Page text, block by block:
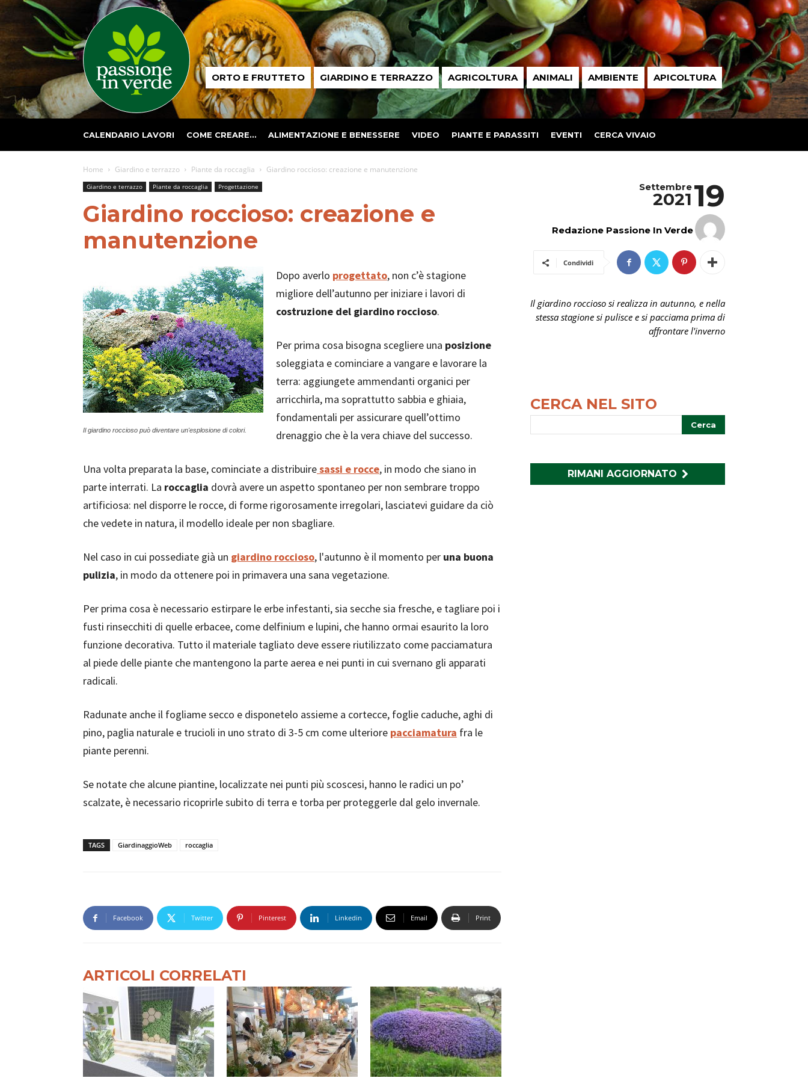
Passione
in ORTO E FRUTTETO GIARDINO E TERRAZZO AGRICOLTURA ANIMALI AMBIENTE APICOLTURA
CALENDARIO LAVORI COME CREARE… ALIMENTAZIONE E BENESSERE VIDEO PIANTE E PARASSITI EVENTI CERCA VIVAIO
Home Giardino e terrazzo Piante da roccaglia Giardino roccioso: creazione e manutenzione
Giardino e terrazzo Piante da roccaglia Progettazione
Giardino roccioso: creazione e
manutenzione
Il giardino roccioso può diventare un'esplosione di colori.
Dopo averlo progettato, non c’è stagione
migliore dell’autunno per iniziare i lavori di
costruzione del giardino roccioso.
Per prima cosa bisogna scegliere una posizione
soleggiata e cominciare a vangare e lavorare la
terra: aggiungete ammendanti organici per
arricchirla, ma soprattutto sabbia e ghiaia,
fondamentali per assicurare quell’ottimo
drenaggio che è la vera chiave del successo.
Una volta preparata la base, cominciate a distribuiresassi e rocce, in modo che siano in
parte interrati. La roccaglia dovrà avere un aspetto spontaneo per non sembrare troppo
artificiosa: nel disporre le rocce, di forme rigorosamente irregolari, lasciatevi guidare da ciò
che vedete in natura, il modello ideale per non sbagliare.
Nel caso in cui possediate già un giardino roccioso, l'autunno è il momento per una buona
pulizia, in modo da ottenere poi in primavera una sana vegetazione.
Per prima cosa è necessario estirpare le erbe infestanti, sia secche sia fresche, e tagliare poi i
fusti rinsecchiti di quelle erbacee, come delfinium e lupini, che hanno ormai esaurito la loro
funzione decorativa. Tutto il materiale tagliato deve essere riutilizzato come pacciamatura
al piede delle piante che mantengono la parte aerea e nei punti in cui svernano gli apparati
radicali.
Radunate anche il fogliame secco e disponetelo assieme a cortecce, foglie caduche, aghi di
pino, paglia naturale e trucioli in uno strato di 3-5 cm come ulteriore pacciamatura fra le
piante perenni.
Se notate che alcune piantine, localizzate nei punti più scoscesi, hanno le radici un po’
scalzate, è necessario ricoprirle subito di terra e torba per proteggerle dal gelo invernale.
TAGS GiardinaggioWeb roccaglia
Facebook Twitter Pinterest Linkedin Email Print
ARTICOLI CORRELATI
19
Settembre
2021
Redazione Passione In Verde
Condividi
Il giardino roccioso si realizza in autunno, e nella
stessa stagione si pulisce e si pacciama prima di
affrontare l'inverno
CERCA NEL SITO
RIMANI AGGIORNATO